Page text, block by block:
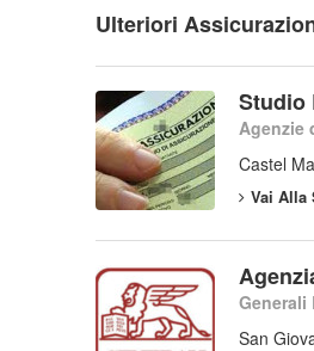
Ulteriori
Studio
Agenzie
Castel
Vai Alla
San